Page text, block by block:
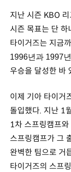
지난 시즌 KBO
시즌 목표는 단
타이거즈는 지금
1996년과 1997
우승을 달성한 바
이제 기아 타이거
돌입했다. 지난 1
1차 스프링캠프
스프링캠프가 그
완벽한 팀으로 거
타이거즈의 스프